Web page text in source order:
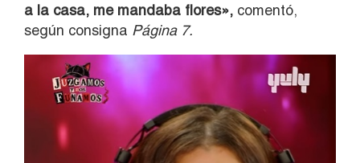
a la casa, me mandaba flores», comentó,
según consigna Página 7.